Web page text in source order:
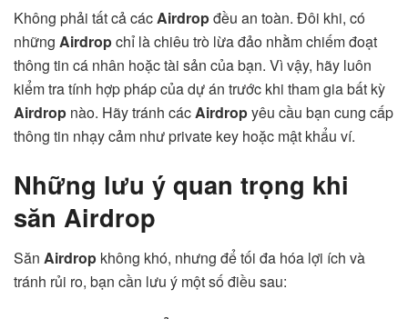
Không phải tất cả cácAirdropđều an toàn. Đôi khi, có
những Airdropchỉ là chiêu trò lừa đảo nhằm chiếm đoạt
thông tin cá nhân hoặc tài sản của bạn. Vì vậy, hãy luôn
kiểm tra tính hợp pháp của dự án trước khi tham gia bất kỳ
Airdrop nào. Hãy tránh cácAirdropyêu cầu bạn cung cấp
thông tin nhạy cảm như private key hoặc mật khẩu ví.
Những lưu ý quan trọng khi
săn Airdrop
Săn Airdrop không khó, nhưng để tối đa hóa lợi ích và
tránh rủi ro, bạn cần lưu ý một số điều sau: